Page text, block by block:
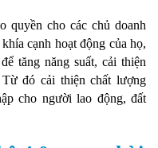
quyền cho các chủ doanh
cạnh hoạt động của họ,
tăng năng suất, cải thiện
đó cải thiện chất lượng
cho người lao động, đất